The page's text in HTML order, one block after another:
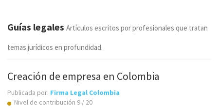
Guías legales Artículos escritos por profesionales que tratan
temas jurídicos en profundidad.
Creación de empresa en Colombia
Publicada por: Firma Legal Colombia
Nivel de contribución 9 / 20